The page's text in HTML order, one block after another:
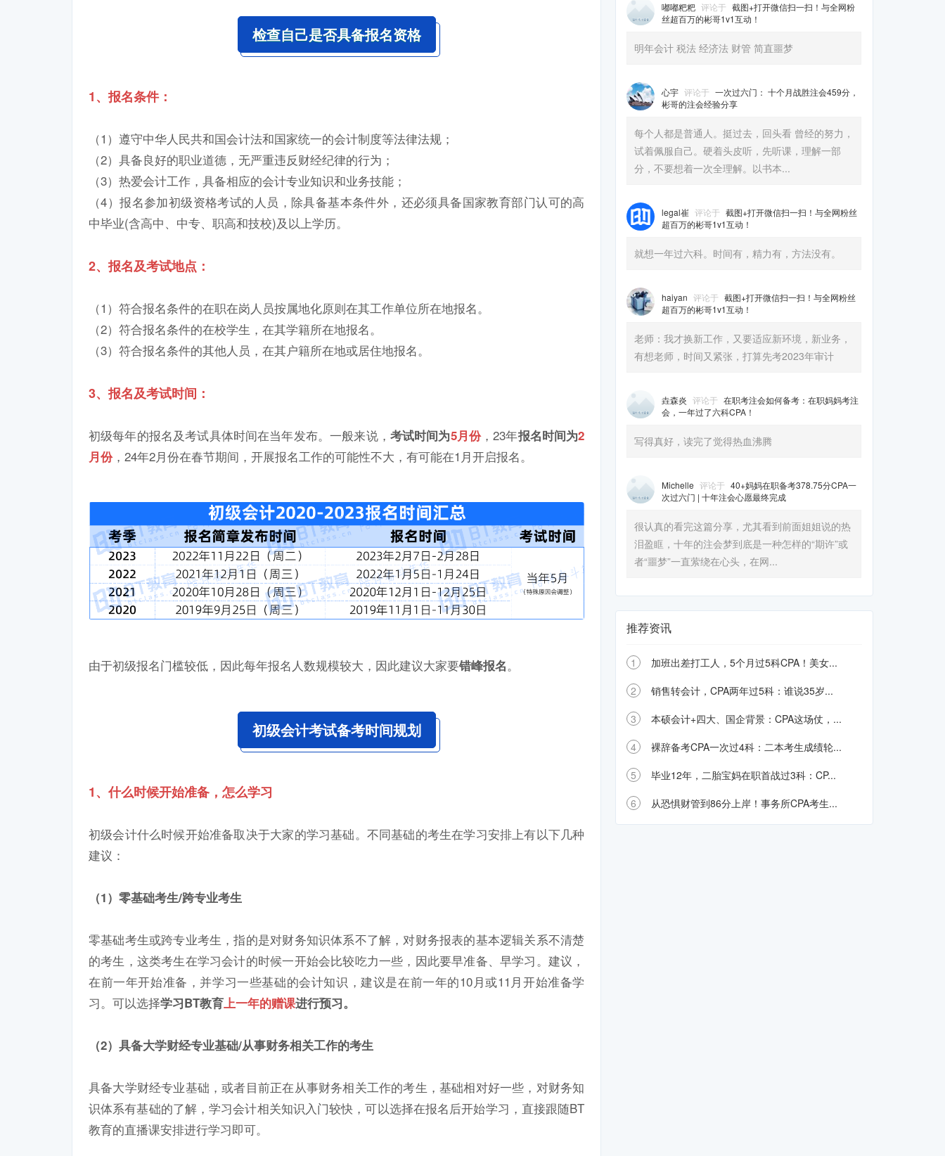
检查自己是否具备报名资格
1、报名条件：
（1）遵守中华人民共和国会计法和国家统一的会计制度等法律法规；
（2）具备良好的职业道德，无严重违反财经纪律的行为；
（3）热爱会计工作，具备相应的会计专业知识和业务技能；
（4）报名参加初级资格考试的人员，除具备基本条件外，还必须具备国家教育部门认可的高
中毕业(含高中、中专、职高和技校)及以上学历。
2、报名及考试地点：
（1）符合报名条件的在职在岗人员按属地化原则在其工作单位所在地报名。
（2）符合报名条件的在校学生，在其学籍所在地报名。
（3）符合报名条件的其他人员，在其户籍所在地或居住地报名。
3、报名及考试时间：
初级每年的报名及考试具体时间在当年发布。一般来说， 考试时间为5月份，23年报名时间为2
月份，24年2月份在春节期间，开展报名工作的可能性不大，有可能在1月开启报名。
由于初级报名门槛较低，因此每年报名人数规模较大，因此建议大家要错峰报名。
初级会计考试备考时间规划
1、什么时候开始准备，怎么学习
初级会计什么时候开始准备取决于大家的学习基础。不同基础的考生在学习安排上有以下几种
建议：
（1）零基础考生/跨专业考生
零基础考生或跨专业考生，指的是对财务知识体系不了解，对财务报表的基本逻辑关系不清楚
的考生，这类考生在学习会计的时候一开始会比较吃力一些，因此要早准备、早学习。建议，
在前一年开始准备，并学习一些基础的会计知识，建议是在前一年的10月或11月开始准备学
习。可以选择学习BT教育 上一年的赠课进行预习。
（2）具备大学财经专业基础/从事财务相关工作的考生
具备大学财经专业基础，或者目前正在从事财务相关工作的考生，基础相对好一些，对财务知
识体系有基础的了解，学习会计相关知识入门较快，可以选择在报名后开始学习，直接跟随BT
教育的直播课安排进行学习即可。
嘟嘟粑粑 评论于 截图+打开微信扫一扫！与全网粉
丝超百万的彬哥1v1互动！
明年会计 税法 经济法 财管 简直噩梦
心宇 评论于 一次过六门： 十个月战胜注会459分，
彬哥的注会经验分享
每个人都是普通人。挺过去，回头看 曾经的努力，
试着佩服自己。硬着头皮听，先听课，理解一部
分，不要想着一次全理解。以书本...
legal崔 评论于 截图+打开微信扫一扫！与全网粉丝
超百万的彬哥1v1互动！
就想一年过六科。时间有，精力有，方法没有。
haiyan 评论于 截图+打开微信扫一扫！与全网粉丝
超百万的彬哥1v1互动！
老师：我才换新工作，又要适应新环境，新业务，
有想老师，时间又紧张，打算先考2023年审计
垚森炎 评论于 在职考注会如何备考：在职妈妈考注
会，一年过了六科CPA！
写得真好，读完了觉得热血沸腾
Michelle 评论于 40+妈妈在职备考378.75分CPA一
次过六门 | 十年注会心愿最终完成
很认真的看完这篇分享，尤其看到前面姐姐说的热
泪盈眶，十年的注会梦到底是一种怎样的“期许”或
者“噩梦”一直萦绕在心头，在网...
推荐资讯
1
加班出差打工人，5个月过5科CPA！美女...
2
销售转会计，CPA两年过5科：谁说35岁...
3
本硕会计+四大、国企背景：CPA这场仗，...
4
裸辞备考CPA一次过4科：二本考生成绩轮...
5
毕业12年，二胎宝妈在职首战过3科：CP...
6
从恐惧财管到86分上岸！事务所CPA考生...